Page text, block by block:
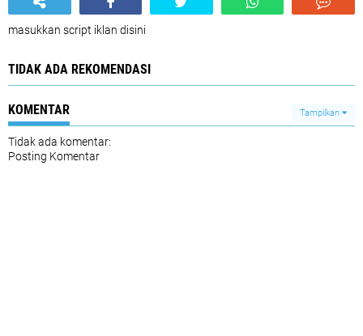
masukkan script iklan disini
TIDAK ADA REKOMENDASI
KOMENTAR Tampilkan
Tidak ada komentar:
Posting Komentar